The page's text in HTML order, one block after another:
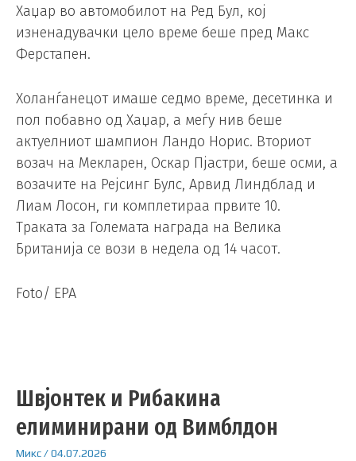
Хаџар во автомобилот на Ред Бул, кој
изненадувачки цело време беше пред Макс
Ферстапен.
Холанѓанецот имаше седмо време, десетинка и
пол побавно од Хаџар, а меѓу нив беше
актуелниот шампион Ландо Норис. Вториот
возач на Мекларен, Оскар Пјастри, беше осми, а
возачите на Рејсинг Булс, Арвид Линдблад и
Лиам Лосон, ги комплетираа првите 10.
Траката за Големата награда на Велика
Британија се вози в недела од 14 часот.
Foto/ EPA
Швјонтек и Рибакина
елиминирани од Вимблдон
Микс/04.07.2026